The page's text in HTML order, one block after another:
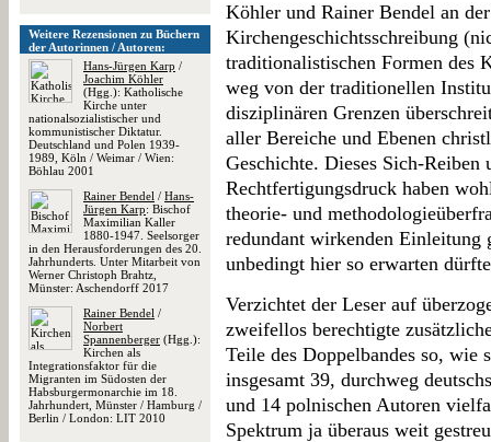
Weitere Rezensionen zu Büchern
der Autorinnen / Autoren:
Hans-Jürgen Karp /
Joachim Köhler
(Hgg.): Katholische
Kirche unter
nationalsozialistischer und
kommunistischer Diktatur.
Deutschland und Polen 1939-
1989, Köln / Weimar / Wien:
Böhlau 2001
Rainer Bendel / Hans-
Jürgen Karp: Bischof
Maximilian Kaller
1880-1947. Seelsorger
in den Herausforderungen des 20.
Jahrhunderts. Unter Mitarbeit von
Werner Christoph Brahtz,
Münster: Aschendorff 2017
Rainer Bendel /
Norbert
Spannenberger (Hgg.):
Kirchen als
Integrationsfaktor für die
Migranten im Südosten der
Habsburgermonarchie im 18.
Jahrhundert, Münster / Hamburg /
Berlin / London: LIT 2010
Köhler und Rainer Bendel an
Kirchengeschichtsschreibung
traditionalistischen Formen des
weg von der traditionellen
disziplinären Grenzen
aller Bereiche und Ebenen
Geschichte. Dieses Sich-Reiben
Rechtfertigungsdruck haben
theorie- und
redundant wirkenden
unbedingt hier so erwarten
Verzichtet der Leser auf
zweifellos berechtigte
Teile des Doppelbandes so, wie
insgesamt 39, durchweg
und 14 polnischen Autoren
Spektrum ja überaus weit